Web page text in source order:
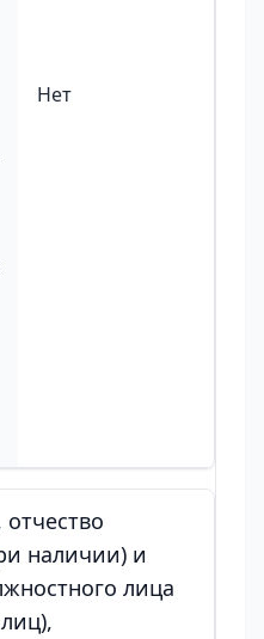
Нет
наличии) и
лица